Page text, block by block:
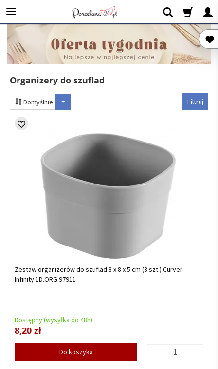
Organizery do szuflad
Filtruj
Domyślnie
Zestaw organizerów do szuflad 8 x 8 x 5 cm (3 szt.) Curver -
Infinity 1D.ORG.97911
Dostępny (wysyłka do 48h)
8,20 zł
Do koszyka